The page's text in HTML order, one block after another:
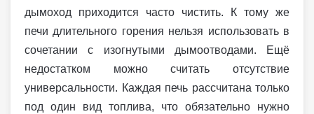
дымоход приходится часто чистить. К тому же
печи длительного горения нельзя использовать в
сочетании с изогнутыми дымоотводами. Ещё
недостатком можно считать отсутствие
универсальности. Каждая печь рассчитана только
под один вид топлива, что обязательно нужно